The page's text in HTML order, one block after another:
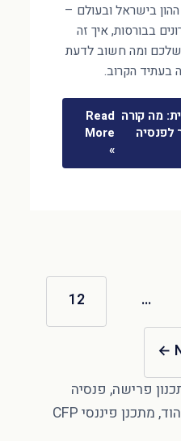
בישראל ובעולם –
בבורסות, איך זה
ומה חשוב לדעת
בעתיד הקרוב.
מה קורה
לפנסיה
Read
More
»
…
12
←